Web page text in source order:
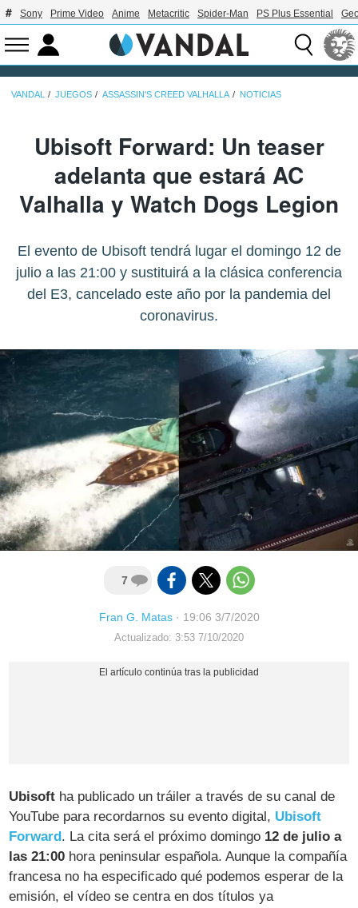
Sony Prime Video Anime Metacritic Spider-Man PS Plus Essential
VANDAL JUEGOS ASSASSIN'S CREED VALHALLA NOTICIAS
Ubisoft Forward: Un teaser
adelanta que estará AC
Valhalla y Watch Dogs Legion
El evento de Ubisoft tendrá lugar el domingo 12 de
julio a las 21:00 y sustituirá a la clásica conferencia
del E3, cancelado este año por la pandemia del
coronavirus.
7
Fran G. Matas· 19:06 3/7/2020
Actualizado: 3:53 7/10/2020
Ubisoft ha publicado un tráiler a través de su canal de
YouTube para recordarnos su evento digital, Ubisoft
Forward. La cita será el próximo domingo 12 de julio a
las 21:00 hora peninsular española. Aunque la compañía
francesa no ha especificado qué podemos esperar de la
emisión, el vídeo se centra en dos títulos ya